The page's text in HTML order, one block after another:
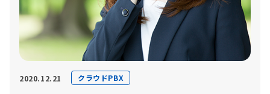
2020.12.21 クラウドPBX